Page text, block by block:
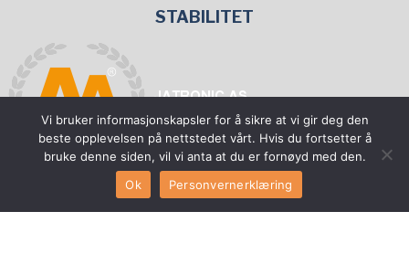
STABILITET
DU FINNER OSS PÅ
Vi bruker informasjonskapsler for å sikre at vi gir deg den
beste opplevelsen på nettstedet vårt. Hvis du fortsetter å
bruke denne siden, vil vi anta at du er fornøyd med den.
Ok
Personvernerklæring